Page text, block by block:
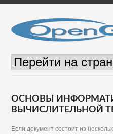
ОСНОВЫ
ВЫЧИСЛИТЕЛЬНОЙ
Если документ состоит из